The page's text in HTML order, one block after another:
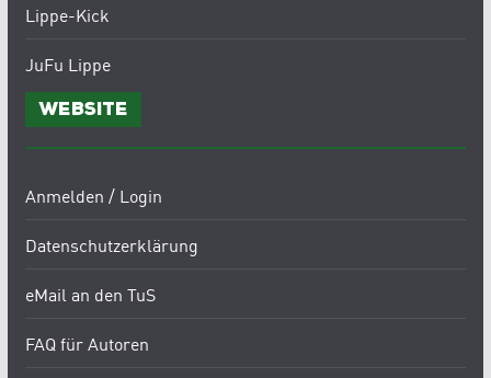
Lippe-Kick
JuFu Lippe
Website
Anmelden / Login
Datenschutzerklärung
eMail an den TuS
FAQ für Autoren